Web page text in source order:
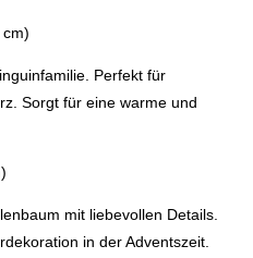
Perfekt für
Sorgt für eine warme und
mit liebevollen Details.
in der Adventszeit.